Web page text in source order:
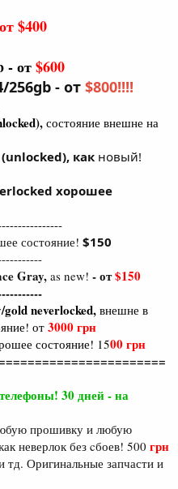
от $400
- от$600
256gb - от $800!!!!
состояние внешне на
как новый!
хорошее
состояние! $150
Gray, as new! - от$150
gold neverlocked, внешне в
от 3000грн
состояние! 1500 грн
30 дней - на
прошивку и любую
неверлок без cбоев! 500 грн
тд. Оригинальные запчасти и